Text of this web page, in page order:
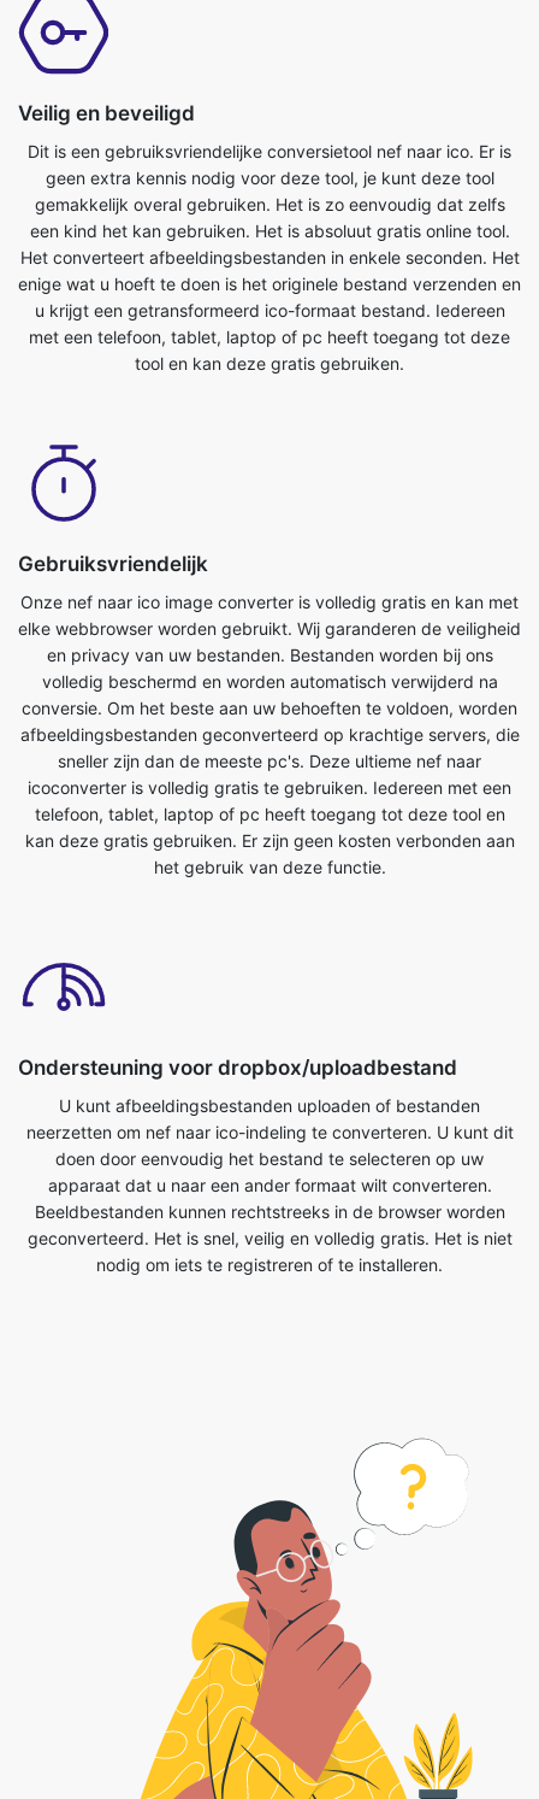
Veilig en beveiligd
Dit is een gebruiksvriendelijke conversietool nef naar ico. Er is
geen extra kennis nodig voor deze tool, je kunt deze tool
gemakkelijk overal gebruiken. Het is zo eenvoudig dat zelfs
een kind het kan gebruiken. Het is absoluut gratis online tool.
Het converteert afbeeldingsbestanden in enkele seconden. Het
enige wat u hoeft te doen is het originele bestand verzenden en
u krijgt een getransformeerd ico-formaat bestand. Iedereen
met een telefoon, tablet, laptop of pc heeft toegang tot deze
tool en kan deze gratis gebruiken.
Gebruiksvriendelijk
Onze nef naar ico image converter is volledig gratis en kan met
elke webbrowser worden gebruikt. Wij garanderen de veiligheid
en privacy van uw bestanden. Bestanden worden bij ons
volledig beschermd en worden automatisch verwijderd na
conversie. Om het beste aan uw behoeften te voldoen, worden
afbeeldingsbestanden geconverteerd op krachtige servers, die
sneller zijn dan de meeste pc's. Deze ultieme nef naar
icoconverter is volledig gratis te gebruiken. Iedereen met een
telefoon, tablet, laptop of pc heeft toegang tot deze tool en
kan deze gratis gebruiken. Er zijn geen kosten verbonden aan
het gebruik van deze functie.
Ondersteuning voor dropbox/uploadbestand
U kunt afbeeldingsbestanden uploaden of bestanden
doen door eenvoudig het bestand te selecteren op uw
apparaat dat u naar een ander formaat wilt converteren.
Beeldbestanden kunnen rechtstreeks in de browser worden
geconverteerd. Het is snel, veilig en volledig gratis. Het is niet
nodig om iets te registreren of te installeren.